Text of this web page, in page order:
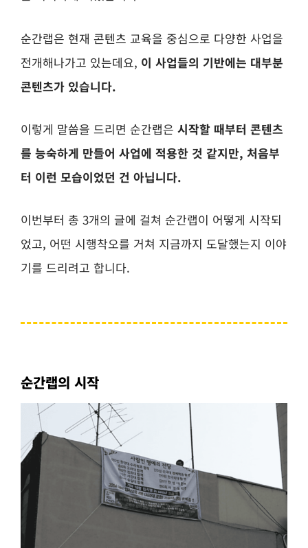
순간랩은 현재 콘텐츠 교육을 중심으로 다양한 사업을
전개해나가고 있는데요, 이 사업들의 기반에는 대부분
콘텐츠가 있습니다.
이렇게 말씀을 드리면 순간랩은 시작할 때부터 콘텐츠
를 능숙하게 만들어 사업에 적용한 것 같지만, 처음부
터 이런 모습이었던 건 아닙니다.
이번부터 총 3개의 글에 걸쳐 순간랩이 어떻게 시작되
었고, 어떤 시행착오를 거쳐 지금까지 도달했는지 이야
기를 드리려고 합니다.
순간랩의 시작